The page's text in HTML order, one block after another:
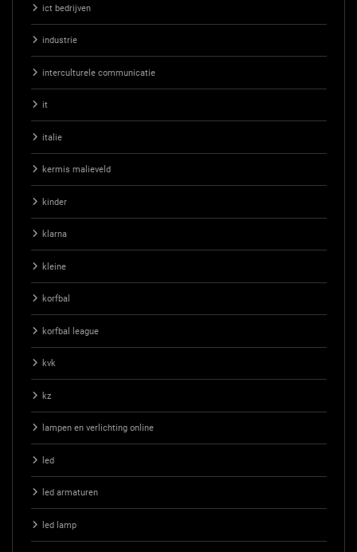
ict bedrijven
industrie
interculturele communicatie
it
italie
kermis malieveld
kinder
klarna
kleine
korfbal
korfbal league
kvk
kz
lampen en verlichting online
led
led armaturen
led lamp